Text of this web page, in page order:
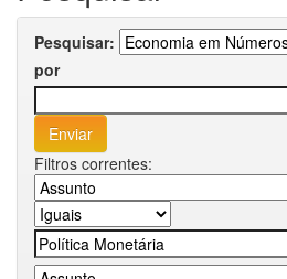
Pesquisar:
por
Filtros correntes: